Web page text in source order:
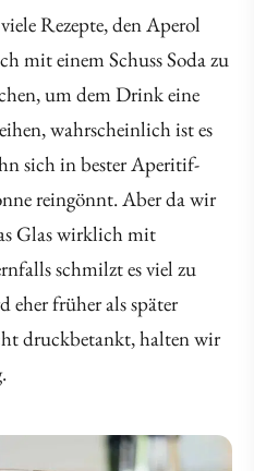
Rezepte, den Aperol
mit einem Schuss Soda zu
um dem Drink eine
wahrscheinlich ist es
sich in bester Aperitif-
reingönnt. Aber da wir
Glas wirklich mit
schmilzt es viel zu
früher als später
druckbetankt, halten wir